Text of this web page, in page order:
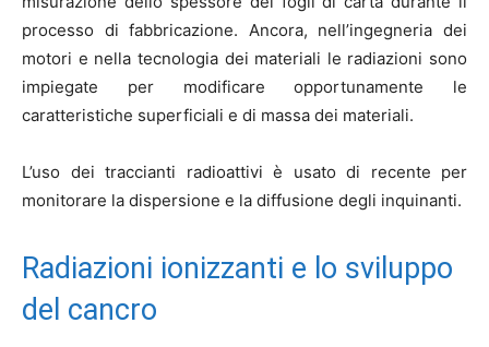
processo di fabbricazione. Ancora, nell’ingegneria dei
motori e nella tecnologia dei materiali le radiazioni sono
impiegate per modificare opportunamente le
caratteristiche superficiali e di massa dei materiali.
L’uso dei traccianti radioattivi è usato di recente per
monitorare la dispersione e la diffusione degli inquinanti.
Radiazioni ionizzanti e lo sviluppo
del cancro